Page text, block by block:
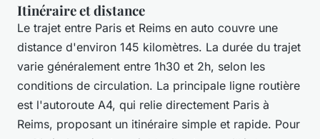
Itinéraire et distance
Le trajet entre Paris et Reims en auto couvre une
distance d'environ 145 kilomètres. La durée du trajet
varie généralement entre 1h30 et 2h, selon les
conditions de circulation. La principale ligne routière
est l'autoroute A4, qui relie directement Paris à
Reims, proposant un itinéraire simple et rapide. Pour